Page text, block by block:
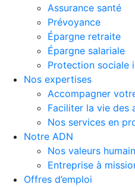
Assurance santé
Prévoyance
Épargne retraite
Épargne salariale
Protection sociale
Nos expertises
Accompagner
Faciliter la vie des
Nos services en
Notre ADN
Nos valeurs
Entreprise à
Offres d’emploi